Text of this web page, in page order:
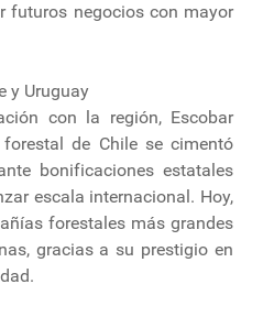
futuros negocios con mayor
y Uruguay
con la región, Escobar
de Chile se cimentó
bonificaciones estatales
escala internacional. Hoy,
forestales más grandes
gracias a su prestigio en